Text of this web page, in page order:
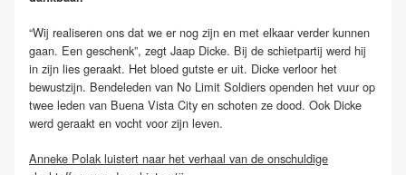
“Wij realiseren ons dat we er nog zijn en met elkaar verder kunnen
gaan. Een geschenk”, zegt Jaap Dicke. Bij de schietpartij werd hij
in zijn lies geraakt. Het bloed gutste er uit. Dicke verloor het
bewustzijn. Bendeleden van No Limit Soldiers openden het vuur op
twee leden van Buena Vista City en schoten ze dood. Ook Dicke
werd geraakt en vocht voor zijn leven.
Anneke Polak luistert naar het verhaal van de onschuldige